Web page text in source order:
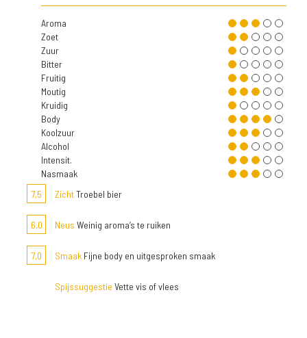
Aroma
Zoet
Zuur
Bitter
Fruitig
Moutig
Kruidig
Body
Koolzuur
Alcohol
Intensit.
Nasmaak
7,5
ZichtTroebel bier
6,0 Neus Weinig aroma’s te ruiken
7,0 Smaak Fijne body en uitgesproken smaak
Spijssuggestie Vette vis of vlees